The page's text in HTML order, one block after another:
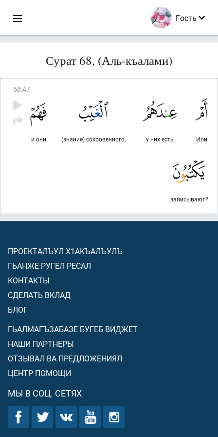
Гость
Сурат 68, (Аль-къалами)
68:47
Или
у них есть
(знание) сокровенного,
и они
записывают?
ПРОЕКТАЛЪУЛ Х1АКЪАЛЪУЛЪ
ГЬАНЖЕ РУГЕЛ РЕСАЛ
КОНТАКТЫ
СДЕЛАТЬ ВКЛАД
БЛОГ
ГЬАЛМАГЪЗАБАЗЕ БУГЕБ ВИДЖЕТ
НАШИ ПАРТНЕРЫ
ОТЗЫВАЛ ВА ПРЕДЛОЖЕНИЯЛ
ЦЕНТР ПОМОЩИ
МЫ В СОЦ. СЕТЯХ